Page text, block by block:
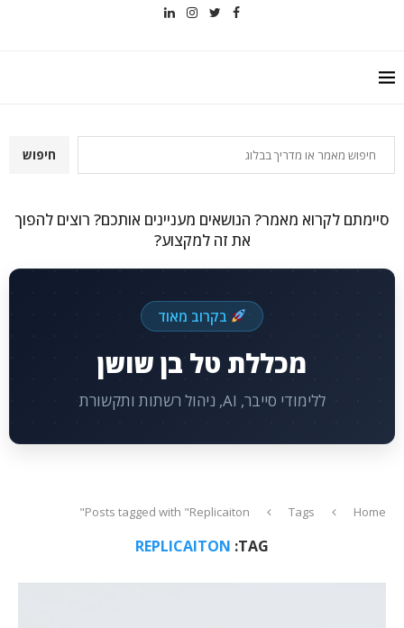
חיפוש
סיימתם לקרוא מאמר? הנושאים מעניינים אותכם? רוצים להפוך
את זה למקצוע?
בקרוב מאוד
מכללת טל בן שושן
ללימודי סייבר, AI, ניהול רשתות ותקשורת
Home
Tags
Posts tagged with "Replicaiton"
TAG:
REPLICAITON